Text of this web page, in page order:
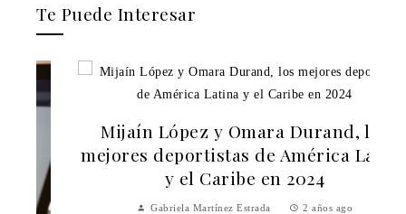
Te Puede Interesar
Mijaín López y Omara Durand, los
mejores deportistas de América Latina
y el Caribe en 2024
Gabriela Martínez Estrada 2 años ago